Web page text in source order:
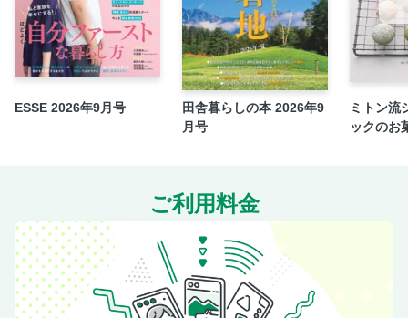
信州くらうど
人気料理家たちの手仕事カレンダー おうちで味わう「発酵
食レシピ」 上島亜紀さんの「水キムチ」
吉田愛さんの「和風ザワークラウト」
市瀬悦子さんの「味噌漬け」
黄川田としえさんの「ゴーヤーのしょうゆ麹そぼろ」
ダンノマリコさんの「一晩でできる白味噌」
沼津りえさんの「発酵小鍋」
こてらみやさんの「レモンの塩コンフィ＆ペースト」
重信初江さんの「発酵白菜」
ｍinokamoさんの「納豆麹」
ESSE 2026年9月号
田舎暮らしの本 2026年9
月号
ミトン流
ックのお
ご利用料金